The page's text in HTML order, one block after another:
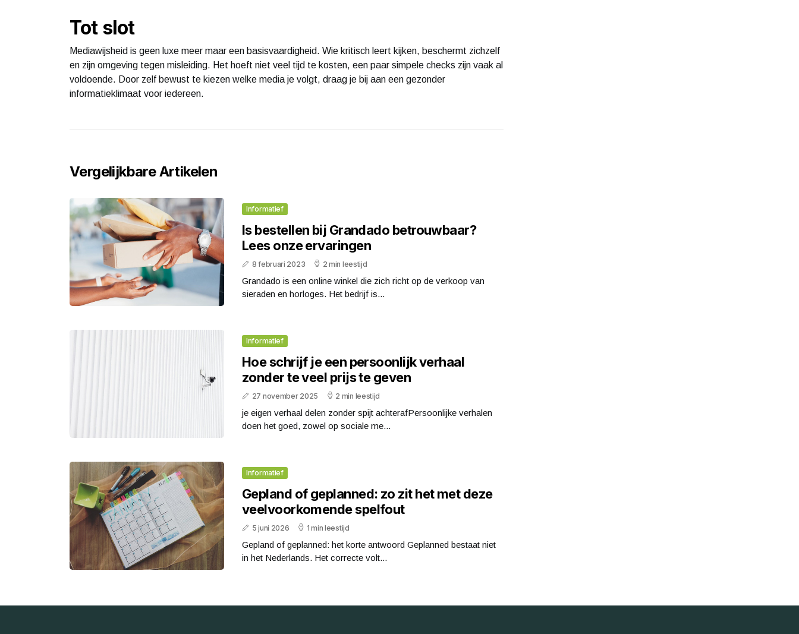
Tot slot
Mediawijsheid is geen luxe meer maar een basisvaardigheid. Wie kritisch leert kijken, beschermt zichzelf
en zijn omgeving tegen misleiding. Het hoeft niet veel tijd te kosten, een paar simpele checks zijn vaak al
voldoende. Door zelf bewust te kiezen welke media je volgt, draag je bij aan een gezonder
informatieklimaat voor iedereen.
Vergelijkbare Artikelen
Informatief
Is bestellen bij Grandado betrouwbaar?
Lees onze ervaringen
8 februari 2023 2 min leestijd
Grandado is een online winkel die zich richt op de verkoop van
sieraden en horloges. Het bedrijf is...
Informatief
Hoe schrijf je een persoonlijk verhaal
zonder te veel prijs te geven
27 november 2025 2 min leestijd
je eigen verhaal delen zonder spijt achterafPersoonlijke verhalen
doen het goed, zowel op sociale me...
Informatief
Gepland of geplanned: zo zit het met deze
veelvoorkomende spelfout
5 juni 2026 1 min leestijd
Gepland of geplanned: het korte antwoord Geplanned bestaat niet
in het Nederlands. Het correcte volt...